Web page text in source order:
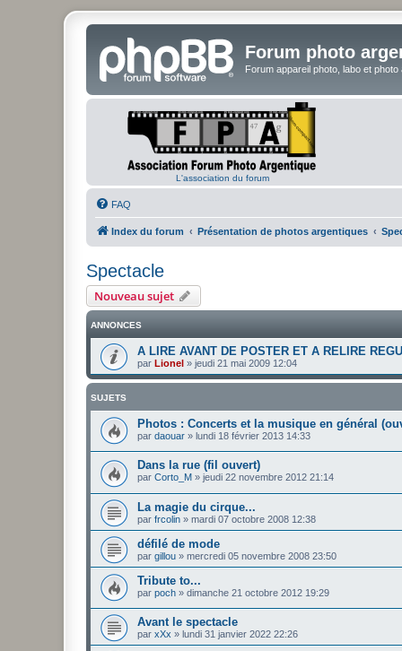
Forum photo
Forum appareil photo, labo et photo
L'association du forum
FAQ
Index du forum Présentation de photos argentiques
Spectacle
Nouveau sujet
ANNONCES
A LIRE AVANT DE POSTER ET A RELIRE
par Lionel » jeudi 21 mai 2009 12:04
SUJETS
Photos : Concerts et la musique en général
par daouar » lundi 18 février 2013 14:33
Dans la rue (fil ouvert)
par Corto_M » jeudi 22 novembre 2012 21:14
La magie du cirque...
par frcolin » mardi 07 octobre 2008 12:38
défilé de mode
par gillou » mercredi 05 novembre 2008 23:50
Tribute to...
par poch » dimanche 21 octobre 2012 19:29
Avant le spectacle
par xXx » lundi 31 janvier 2022 22:26